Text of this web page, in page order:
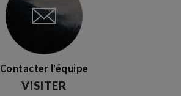
Contacter l’équipe
VISITER